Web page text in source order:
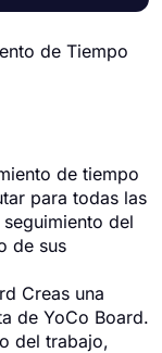
de Tiempo
de tiempo
para todas las
del
de sus
Creas una
de YoCo Board.
del trabajo,